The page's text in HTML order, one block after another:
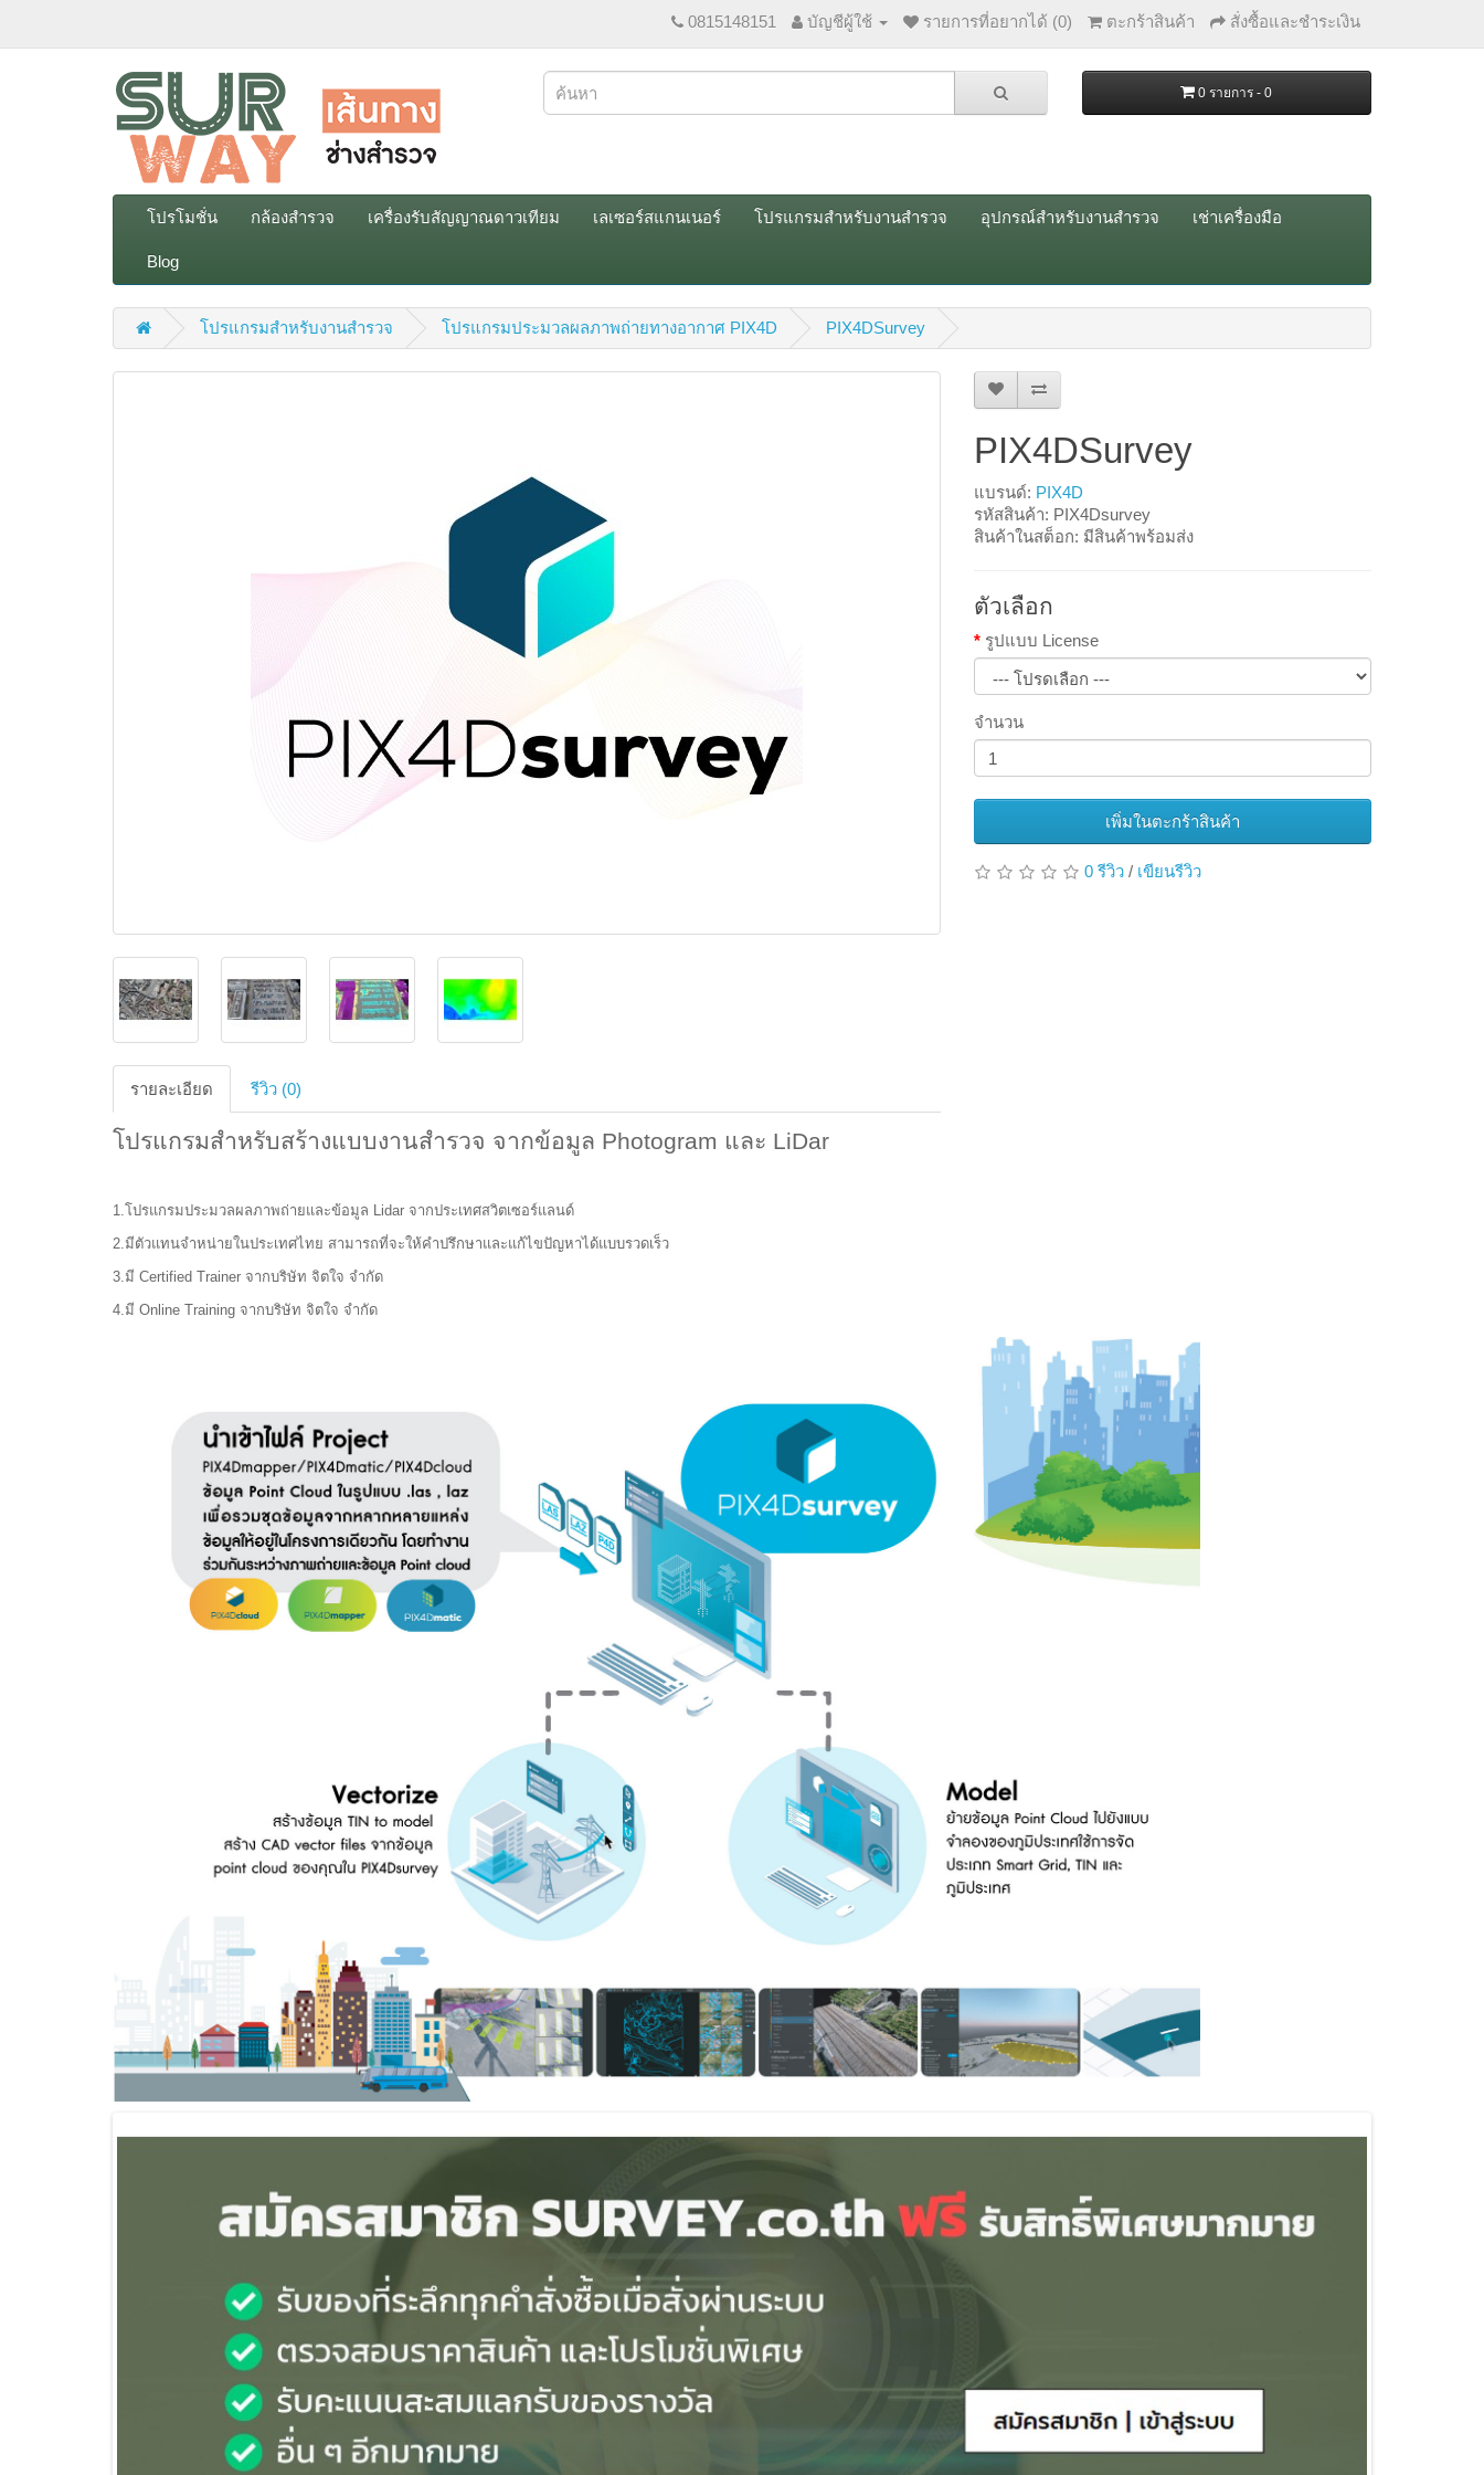
0815148151 บัญชีผู้ใช้ รายการที่อยากได้ (0) ตะกร้าสินค้า สั่งซื้อและชำระเงิน
0 รายการ - 0
โปรโมชั่น กล้องสำรวจ เครื่องรับสัญญาณดาวเทียม เลเซอร์สแกนเนอร์ โปรแกรมสำหรับงานสำรวจ อุปกรณ์สำหรับงานสำรวจ เช่าเครื่องมือ
Blog
โปรแกรมสำหรับงานสำรวจ โปรแกรมประมวลผลภาพถ่ายทางอากาศ PIX4D PIX4DSurvey
รายละเอียด รีวิว (0)
โปรแกรมสำหรับสร้างแบบงานสำรวจ จากข้อมูล Photogram และ LiDar
1.โปรแกรมประมวลผลภาพถ่ายและข้อมูล Lidar จากประเทศสวิตเซอร์แลนด์
2.มีตัวแทนจำหน่ายในประเทศไทย สามารถที่จะให้คำปรึกษาและแก้ไขปัญหาได้แบบรวดเร็ว
3.มี Certified Trainer จากบริษัท จิตใจ จำกัด
4.มี Online Training จากบริษัท จิตใจ จำกัด
PIX4DSurvey
แบรนด์: PIX4D
รหัสสินค้า: PIX4Dsurvey
สินค้าในสต็อก: มีสินค้าพร้อมส่ง
ตัวเลือก
รูปแบบ License
จำนวน
เพิ่มในตะกร้าสินค้า
0 รีวิว / เขียนรีวิว